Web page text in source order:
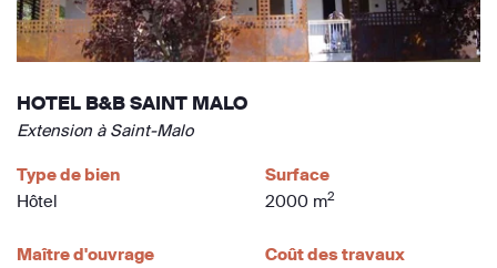
HOTEL B&B SAINT MALO
Extension à Saint-Malo
Type de bien
Hôtel
Surface
2000 m2
Maître d'ouvrage
Coût des travaux